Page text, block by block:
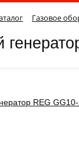
Газовое